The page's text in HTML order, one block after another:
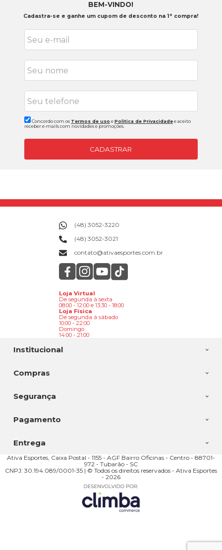
BEM-VINDO!
Cadastra-se e ganhe um cupom de desconto na 1° compra!
Concordo com os Termos de uso ePolitica de Privacidadee aceito
receber e-mails com novidades e promoções.
CADASTRAR
Institucional
Compras
(48) 3052-3220
(48) 3052-3021
contato@ativaesportes.com.br
Loja Virtual
De segunda à sexta
08:00 - 12:00 e 13:30 - 18:00
Loja Física
De segunda à sábado
10:00 - 22:00
Domingo
14:00 - 21:00
Segurança
Pagamento
Entrega
Ativa Esportes, Caixa Postal - 1155 - AGF Bairro Oficinas - Centro - 88701-
972 - Tubarão - SC
CNPJ: 30.194.089/0001-35 | © Todos os direitos reservados - Ativa Esportes
- 2026